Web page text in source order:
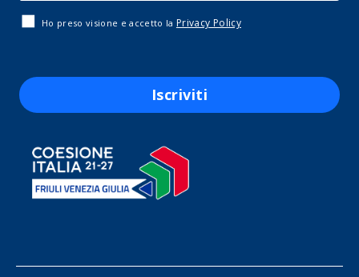
Ho preso visione e accetto la Privacy Policy
Iscriviti